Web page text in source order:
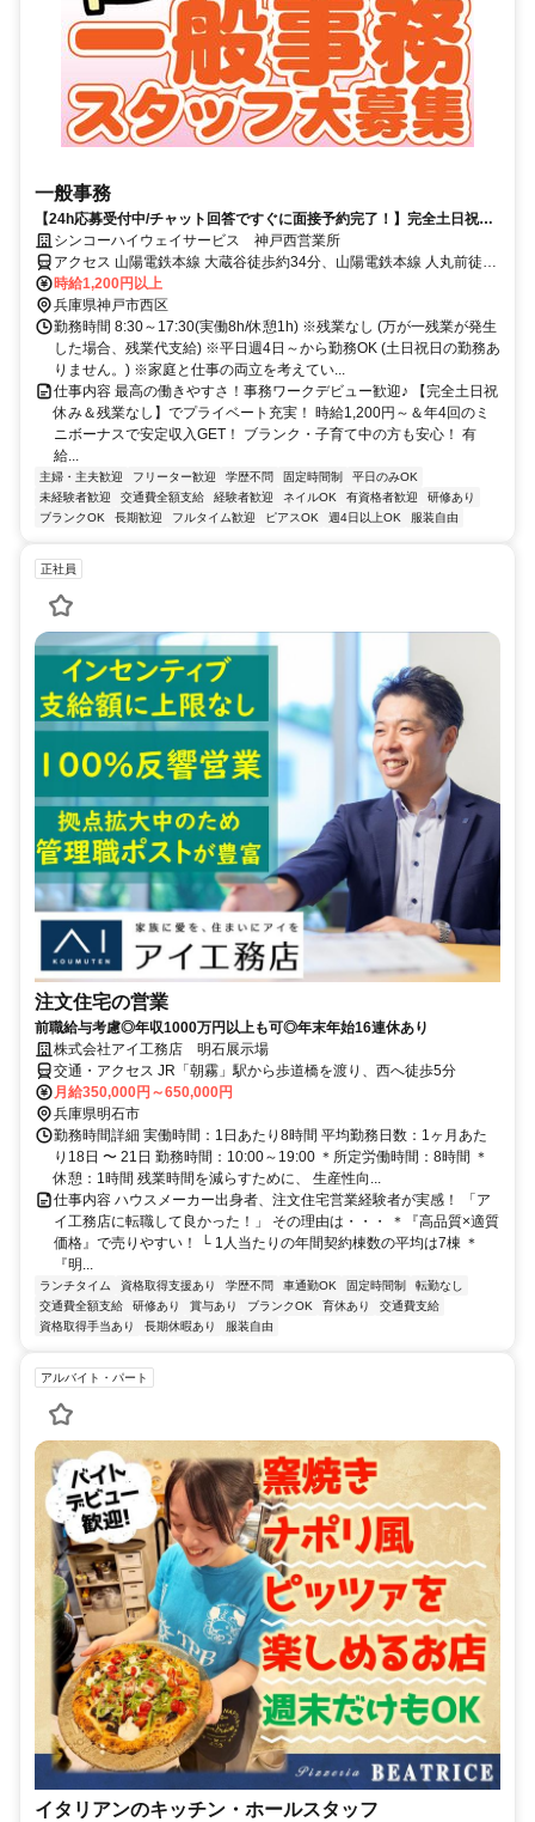
一般事務
【24h応募受付中/チャット回答ですぐに面接予約完了！】完全土日祝休
み＆基本残業ナシ！ミニボーナス年4回支給！ 未経験OKのバックオフィ
ス事務♪
シンコーハイウェイサービス 神戸西営業所
アクセス 山陽電鉄本線 大蔵谷徒歩約34分、山陽電鉄本線 人丸前徒歩
約35分、ＪＲ山陽本線 朝霧徒歩約43分 第二神明道路大蔵谷ICより車
5分
時給1,200円以上
兵庫県神戸市西区
勤務時間 8:30～17:30(実働8h/休憩1h) ※残業なし (万が一残業が発生
した場合、残業代支給) ※平日週4日～から勤務OK (土日祝日の勤務あ
りません。) ※家庭と仕事の両立を考えてい...
仕事内容 最高の働きやすさ！事務ワークデビュー歓迎♪ 【完全土日祝
休み＆残業なし】でプライベート充実！ 時給1,200円～＆年4回のミ
ニボーナスで安定収入GET！ ブランク・子育て中の方も安心！ 有
給...
主婦・主夫歓迎 フリーター歓迎 学歴不問 固定時間制
平日のみOK
未経験者歓迎
交通費全額支給 経験者歓迎 ネイルOK 有資格者歓迎
研修あり
ブランクOK
長期歓迎 フルタイム歓迎 ピアスOK 週4日以上OK 服装自由
正社員
注文住宅の営業
前職給与考慮◎年収1000万円以上も可◎年末年始16連休あり
株式会社アイ工務店 明石展示場
交通・アクセス JR「朝霧」駅から歩道橋を渡り、西へ徒歩5分
月給350,000円～650,000円
兵庫県明石市
勤務時間詳細 実働時間：1日あたり8時間 平均勤務日数：1ヶ月あた
り18日 〜 21日 勤務時間：10:00～19:00 ＊所定労働時間：8時間 ＊
休憩：1時間 残業時間を減らすために、 生産性向...
仕事内容 ハウスメーカー出身者、注文住宅営業経験者が実感！ 「ア
イ工務店に転職して良かった！」 その理由は・・・ ＊『高品質×適質
価格』で売りやすい！ └ 1人当たりの年間契約棟数の平均は7棟 ＊
『明...
ランチタイム 資格取得支援あり 学歴不問 車通勤OK 固定時間制
転勤なし
交通費全額支給
研修あり 賞与あり ブランクOK 育休あり
交通費支給
資格取得手当あり
長期休暇あり 服装自由
アルバイト・パート
イタリアンのキッチン・ホールスタッフ